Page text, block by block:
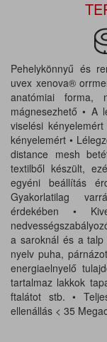
Pehelykönnyű és
uvex xenova®
anatómiai forma,
mágnesezhető • A
viselési
kényelemért •
distance mesh
textilből készült,
egyéni beállítás
Gyakorlatilag
érdekében •
a saroknál és a
nyelv puha,
energiaelnyelő
tartalmaz lakkok
ftalátot stb. •
ellenállás < 35